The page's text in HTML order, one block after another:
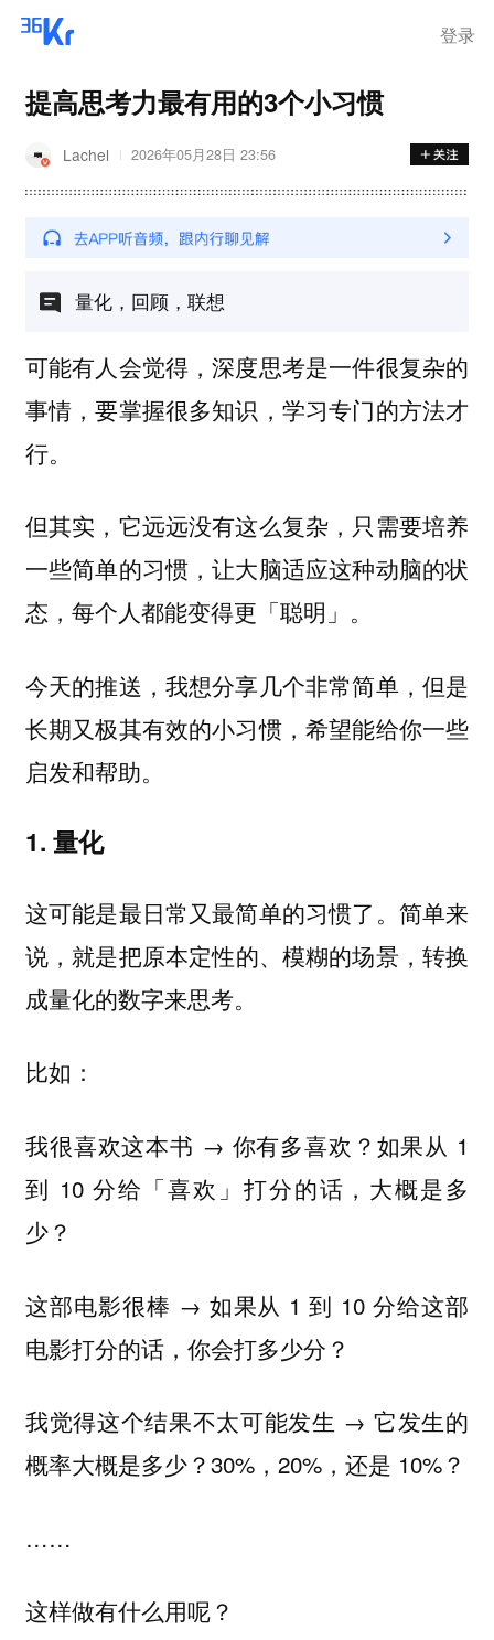
登录
提高思考力最有用的3个小习惯
Lachel 2026年05月28日 23:56
量化，回顾，联想
可能有人会觉得，深度思考是一件很复杂的
事情，要掌握很多知识，学习专门的方法才
行。
但其实，它远远没有这么复杂，只需要培养
一些简单的习惯，让大脑适应这种动脑的状
态，每个人都能变得更「聪明」。
今天的推送，我想分享几个非常简单，但是
长期又极其有效的小习惯，希望能给你一些
启发和帮助。
1. 量化
这可能是最日常又最简单的习惯了。简单来
说，就是把原本定性的、模糊的场景，转换
成量化的数字来思考。
比如：
我很喜欢这本书 → 你有多喜欢？如果从 1
到 10 分给「喜欢」打分的话，大概是多
少？
这部电影很棒 → 如果从 1 到 10 分给这部
电影打分的话，你会打多少分？
我觉得这个结果不太可能发生 → 它发生的
概率大概是多少？30%，20%，还是 10%？
……
这样做有什么用呢？